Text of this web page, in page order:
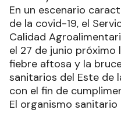
En un escenario
de la covid-19, el
Calidad
el 27 de junio
fiebre aftosa y la
sanitarios del Este de
con el fin de
El organismo